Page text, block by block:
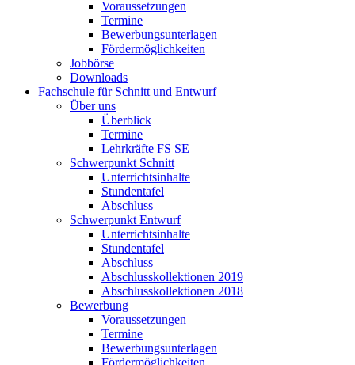
Voraussetzungen
Termine
Bewerbungsunterlagen
Fördermöglichkeiten
Jobbörse
Downloads
Fachschule für Schnitt und Entwurf
Über uns
Überblick
Termine
Lehrkräfte FS SE
Schwerpunkt Schnitt
Unterrichtsinhalte
Stundentafel
Abschluss
Schwerpunkt Entwurf
Unterrichtsinhalte
Stundentafel
Abschluss
Abschlusskollektionen 2019
Abschlusskollektionen 2018
Bewerbung
Voraussetzungen
Termine
Bewerbungsunterlagen
Fördermöglichkeiten